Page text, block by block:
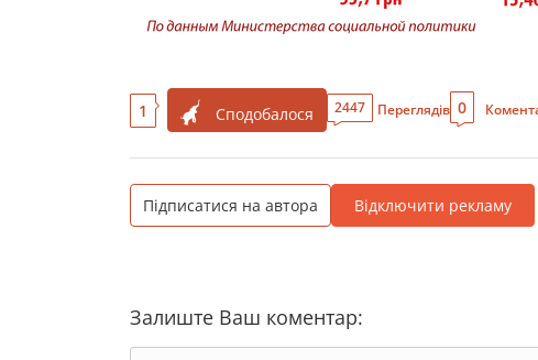
1 Сподобалося 2447 Переглядів 0
Підписатися на автора Відключити рекламу
Залиште Ваш коментар: